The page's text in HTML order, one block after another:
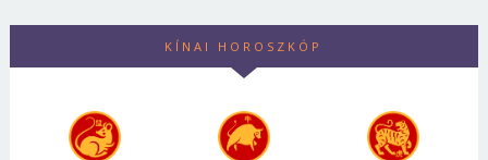
KÍNAI HOROSZKÓP